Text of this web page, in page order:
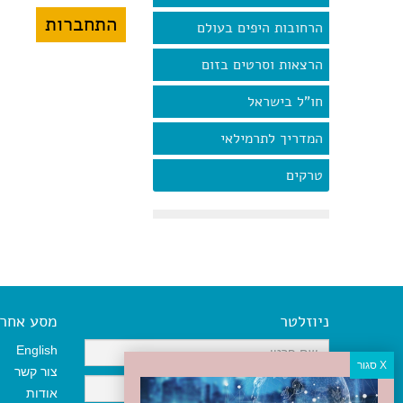
הרחובות היפים בעולם
הרצאות וסרטים בזום
חו"ל בישראל
המדריך לתרמילאי
טרקים
ניוזלטר מסע אחר
English
צור קשר
אודות